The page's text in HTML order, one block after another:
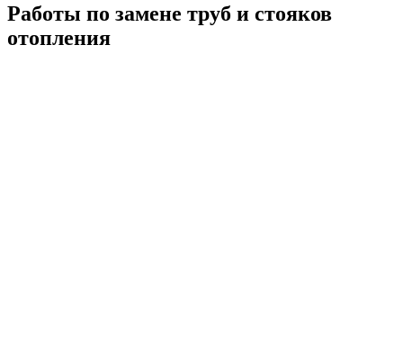
Работы по замене труб и стояков
отопления